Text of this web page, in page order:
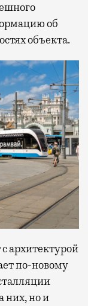
об
объекта.
архитектурой
по-новому
них, но и